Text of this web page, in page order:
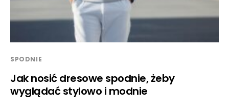
SPODNIE
Jak nosić dresowe spodnie, żeby
wyglądać stylowo i modnie